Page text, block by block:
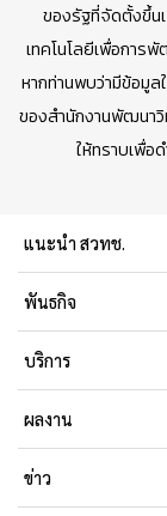
ของรัฐที่จัดตั้งขึ้น
เทคโนโลยีเพื่อการพั
หากท่านพบว่ามีข้อมู
ของสำนักงานพัฒนาวิ
ให้ทราบเพื่อ
แนะนำ สวทช.
พันธกิจ
บริการ
ผลงาน
ข่าว